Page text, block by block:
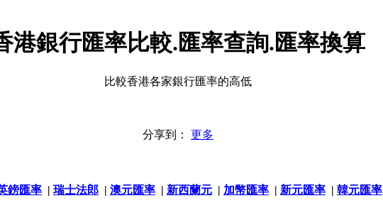
港銀行匯率比較.匯率查詢.匯率換算
比較香港各家銀行匯率的高低
分享到： 更多
鎊匯率 | 瑞士法郎 | 澳元匯率 | 新西蘭元 | 加幣匯率 | 新元匯率 | 韓元匯率